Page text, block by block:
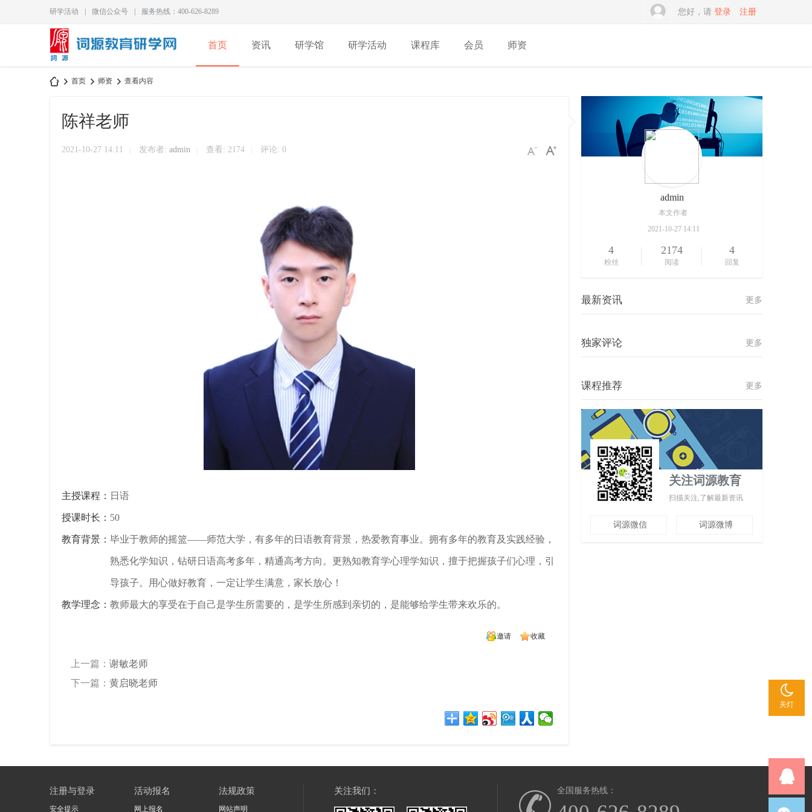
关灯
研学活动 微信公众号 服务热线：400-626-8289 您好，请 登录 注册
首页 资讯 研学馆 研学活动 课程库 会员 师资
首页 师资 查看内容
陈祥老师
2021-10-27 14:11 发布者: admin 查看: 2174 评论: 0
主授课程： 日语
授课时长： 50
教育背景： 毕业于教师的摇篮——师范大学，有多年的日语教育背景，热爱教育事业。拥有多年的教育及实践经验，
熟悉化学知识，钻研日语高考多年，精通高考方向。更熟知教育学心理学知识，擅于把握孩子们心理，引
导孩子。用心做好教育，一定让学生满意，家长放心！
教学理念： 教师最大的享受在于自己是学生所需要的，是学生所感到亲切的，是能够给学生带来欢乐的。
收藏
邀请
上一篇： 谢敏老师
下一篇： 黄启晓老师
admin
本文作者
2021-10-27 14:11
4
粉丝
2174
阅读
4
回复
最新资讯 更多
独家评论 更多
课程推荐 更多
关注词源教育
扫描关注,了解最新资讯
词源微信 词源微博
注册与登录
安全提示
活动报名
网上报名
法规政策
网站声明
关注我们： 全国服务热线：